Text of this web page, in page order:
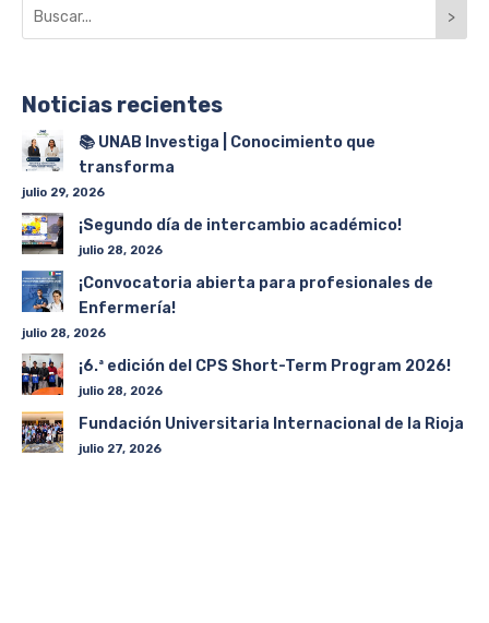
>
Noticias recientes
📚 UNAB Investiga | Conocimiento que
transforma
julio 29, 2026
¡Segundo día de intercambio académico!
julio 28, 2026
¡Convocatoria abierta para profesionales de
Enfermería!
julio 28, 2026
¡6.ª edición del CPS Short-Term Program 2026!
julio 28, 2026
Fundación Universitaria Internacional de la Rioja
julio 27, 2026